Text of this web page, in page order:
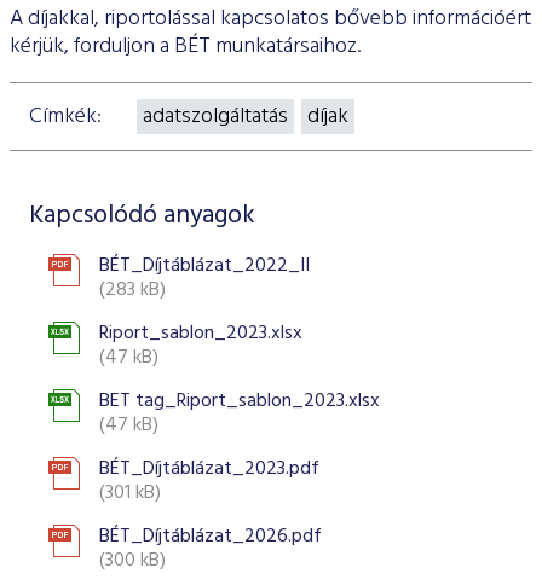
A díjakkal, riportolással kapcsolatos bővebb információért
kérjük, forduljon a BÉT munkatársaihoz.
Címkék:
adatszolgáltatás díjak
Kapcsolódó anyagok
BÉT_Díjtáblázat_2022_II
(283 kB)
Riport_sablon_2023.xlsx
(47 kB)
BET tag_Riport_sablon_2023.xlsx
(47 kB)
BÉT_Díjtáblázat_2023.pdf
(301 kB)
BÉT_Díjtáblázat_2026.pdf
(300 kB)